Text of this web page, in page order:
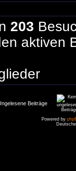
203
aktiven
Beiträge
Powered by